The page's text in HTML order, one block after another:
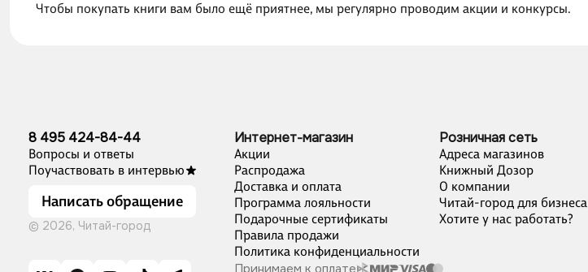
Чтобы покупать книги вам было ещё приятнее, мы регулярно проводим акции и конкурсы.
8 495 424-84-44
Вопросы и ответы
Поучаствовать в интервью
Написать обращение
© 2026, Читай-город
Интернет-магазин
Акции
Распродажа
Доставка и оплата
Программа лояльности
Подарочные сертификаты
Правила продажи
Политика конфиденциальности
Розничная сеть
Адреса магазинов
Книжный Дозор
О компании
Читай-город для бизнеса
Хотите у нас работать?
Принимаем к оплате